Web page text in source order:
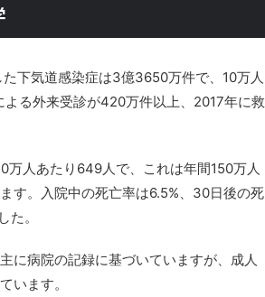
下気道感染症は3億3650万件で、10万人
る外来受診が420万件以上、2017年に救
万人あたり649人で、これは年間150万人
す。入院中の死亡率は6.5%、30日後の死
。
に病院の記録に基づいていますが、成人
います。